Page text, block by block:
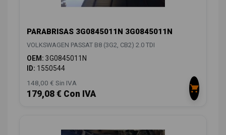
PARABRISAS 3G0845011N 3G0845011N
VOLKSWAGEN PASSAT B8 (3G2, CB2) 2.0 TDI
OEM: 3G0845011N
ID: 1550544
148,00 € Sin IVA
179,08 € Con IVA